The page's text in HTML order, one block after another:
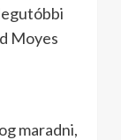
Moyes
maradni,